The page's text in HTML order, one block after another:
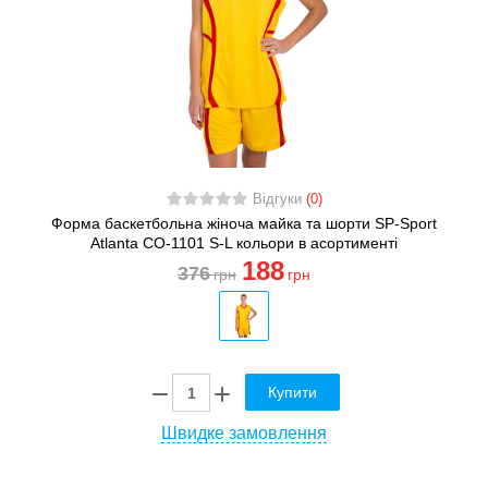
Відгуки (0)
Форма баскетбольна жіноча майка та шорти SP-Sport
Atlanta CO-1101 S-L кольори в асортименті
376грн 188 грн
Купити
Швидке замовлення